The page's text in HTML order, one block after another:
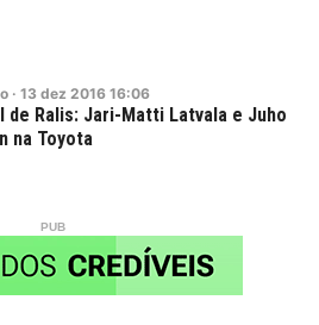
· 13 dez 2016 16:06
de Ralis: Jari-Matti Latvala e Juho
na Toyota